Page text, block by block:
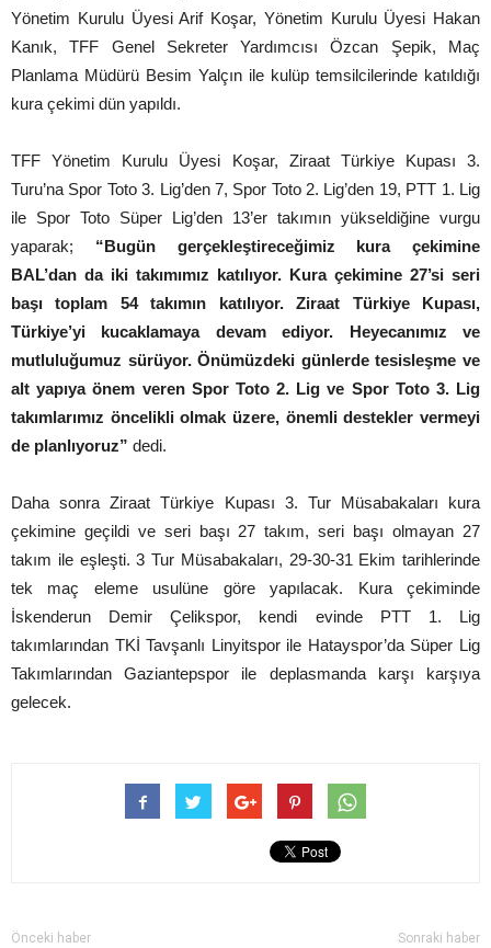
Yönetim Kurulu Üyesi Arif Koşar, Yönetim Kurulu Üyesi Hakan
Kanık, TFF Genel Sekreter Yardımcısı Özcan Şepik, Maç
Planlama Müdürü Besim Yalçın ile kulüp temsilcilerinde katıldığı
kura çekimi dün yapıldı.
TFF Yönetim Kurulu Üyesi Koşar, Ziraat Türkiye Kupası 3.
Turu’na Spor Toto 3. Lig’den 7, Spor Toto 2. Lig’den 19, PTT 1. Lig
ile Spor Toto Süper Lig’den 13’er takımın yükseldiğine vurgu
yaparak; “Bugün gerçekleştireceğimiz kura çekimine
BAL’dan da iki takımımız katılıyor. Kura çekimine 27’si seri
başı toplam 54 takımın katılıyor. Ziraat Türkiye Kupası,
Türkiye’yi kucaklamaya devam ediyor. Heyecanımız ve
mutluluğumuz sürüyor. Önümüzdeki günlerde tesisleşme ve
alt yapıya önem veren Spor Toto 2. Lig ve Spor Toto 3. Lig
takımlarımız öncelikli olmak üzere, önemli destekler vermeyi
de planlıyoruz” dedi.
Daha sonra Ziraat Türkiye Kupası 3. Tur Müsabakaları kura
çekimine geçildi ve seri başı 27 takım, seri başı olmayan 27
takım ile eşleşti. 3 Tur Müsabakaları, 29-30-31 Ekim tarihlerinde
tek maç eleme usulüne göre yapılacak. Kura çekiminde
İskenderun Demir Çelikspor, kendi evinde PTT 1. Lig
takımlarından TKİ Tavşanlı Linyitspor ile Hatayspor’da Süper Lig
Takımlarından Gaziantepspor ile deplasmanda karşı karşıya
gelecek.
Önceki haber Sonraki haber